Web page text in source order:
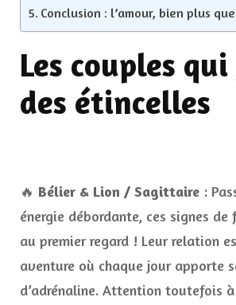
Conclusion : l’amour, bien plus
Les couples
des étincelles
🔥 Bélier & Lion / Sagittaire :
énergie débordante, ces signes de
au premier regard ! Leur relation
aventure où chaque jour apporte
d’adrénaline. Attention toutefois à